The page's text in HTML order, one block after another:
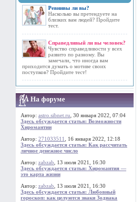
Ревнивы ли вы?
Насколько вы претендуете на
близких вам людей? Пройдите
тест.
Справедливый ли вы человек?
Чувство справедливости у всех
развито по разному. Вы
замечали, что иногда вам
приходится думать о мотиве своих
поступков? Пройдите тест!
На форуме
Автор: astro.sibnet.ru , 30 января 2022, 07:04
Здесь обсуждается статья: Возможности
Хиромантии
Автор: 271033511
, 16 января 2022, 12:18
Здесь обсуждается статья: Как рассчитать
личное денежное число
Автор: zabzab , 13 июля 2021, 16:30
Здесь обсуждается статья: Хиромантия —
это карта жизни
Автор: zabzab , 13 июля 2021, 16:30
Здесь обсуждается статья: Любовный
гороскоп: как целуются знаки Зодиака